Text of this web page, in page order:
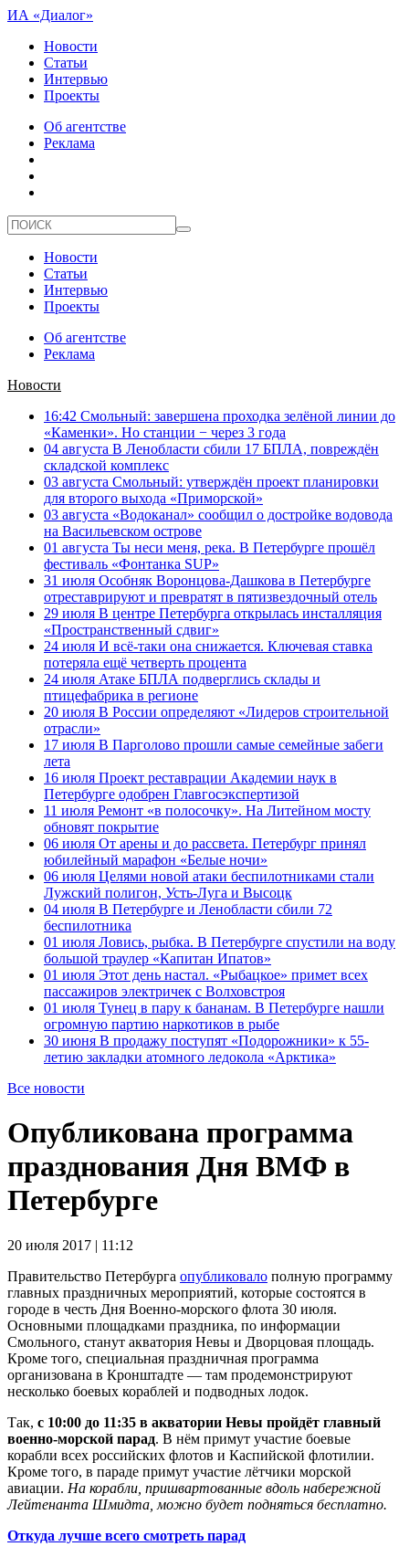
ИА «Диалог»
Новости
Статьи
Интервью
Проекты
Об агентстве
Реклама
Новости
Статьи
Интервью
Проекты
Об агентстве
Реклама
Новости
16:42 Смольный: завершена проходка зелёной линии до
«Каменки». Но станции − через 3 года
04 августа В Ленобласти сбили 17 БПЛА, повреждён
складской комплекс
03 августа Смольный: утверждён проект планировки
для второго выхода «Приморской»
03 августа «Водоканал» сообщил о достройке водовода
на Васильевском острове
01 августа Ты неси меня, река. В Петербурге прошёл
фестиваль «Фонтанка SUP»
31 июля Особняк Воронцова-Дашкова в Петербурге
отреставрируют и превратят в пятизвездочный отель
29 июля В центре Петербурга открылась инсталляция
«Пространственный сдвиг»
24 июля И всё-таки она снижается. Ключевая ставка
потеряла ещё четверть процента
24 июля Атаке БПЛА подверглись склады и
птицефабрика в регионе
20 июля В России определяют «Лидеров строительной
отрасли»
17 июля В Парголово прошли самые семейные забеги
лета
16 июля Проект реставрации Академии наук в
Петербурге одобрен Главгосэкспертизой
11 июля Ремонт «в полосочку». На Литейном мосту
обновят покрытие
06 июля От арены и до рассвета. Петербург принял
юбилейный марафон «Белые ночи»
06 июля Целями новой атаки беспилотниками стали
Лужский полигон, Усть-Луга и Высоцк
04 июля В Петербурге и Ленобласти сбили 72
беспилотника
01 июля Ловись, рыбка. В Петербурге спустили на воду
большой траулер «Капитан Ипатов»
01 июля Этот день настал. «Рыбацкое» примет всех
пассажиров электричек с Волховстроя
01 июля Тунец в пару к бананам. В Петербурге нашли
огромную партию наркотиков в рыбе
30 июня В продажу поступят «Подорожники» к 55-
летию закладки атомного ледокола «Арктика»
Все новости
Опубликована программа
празднования Дня ВМФ в
Петербурге
20 июля 2017 | 11:12
Правительство Петербурга опубликовало полную программу
главных праздничных мероприятий, которые состоятся в
городе в честь Дня Военно-морского флота 30 июля.
Основными площадками праздника, по информации
Смольного, станут акватория Невы и Дворцовая площадь.
Кроме того, специальная праздничная программа
организована в Кронштадте — там продемонстрируют
несколько боевых кораблей и подводных лодок.
Так, с 10:00 до 11:35 в акватории Невы пройдёт главный
военно-морской парад. В нём примут участие боевые
корабли всех российских флотов и Каспийской флотилии.
Кроме того, в параде примут участие лётчики морской
авиации. На корабли, пришвартованные вдоль набережной
Лейтенанта Шмидта, можно будет подняться бесплатно.
Откуда лучше всего смотреть парад